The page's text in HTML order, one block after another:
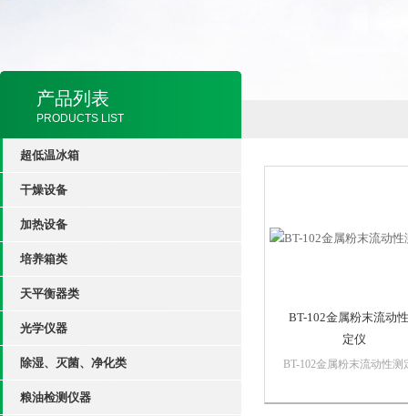
产品列表
PRODUCTS LIST
超低温冰箱
干燥设备
加热设备
培养箱类
天平衡器类
光学仪器
除湿、灭菌、净化类
粮油检测仪器
BT-102金属粉末流动
定仪
BT-102金属粉末流动性测
校、质检机构等相关金属